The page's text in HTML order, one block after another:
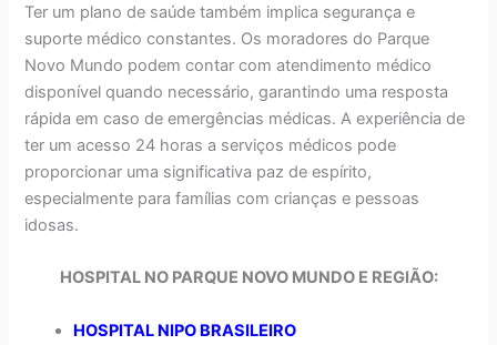
Ter um plano de saúde também implica segurança e
suporte médico constantes. Os moradores do Parque
Novo Mundo podem contar com atendimento médico
disponível quando necessário, garantindo uma resposta
rápida em caso de emergências médicas. A experiência de
ter um acesso 24 horas a serviços médicos pode
proporcionar uma significativa paz de espírito,
especialmente para famílias com crianças e pessoas
idosas.
HOSPITAL NO PARQUE NOVO MUNDO E REGIÃO:
HOSPITAL NIPO BRASILEIRO